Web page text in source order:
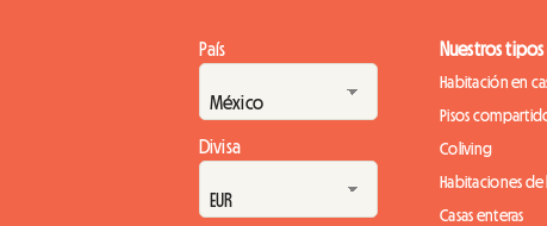
País
Divisa
Nuestros
Habitación en
Pisos
Coliving
Habitaciones
Casas enteras